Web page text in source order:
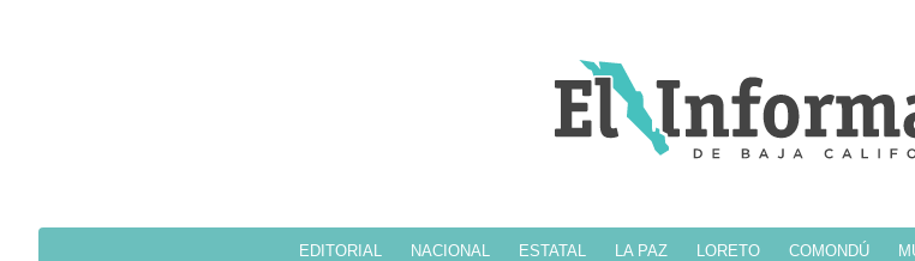
EDITORIAL NACIONAL ESTATAL LA PAZ LORETO COMONDÚ